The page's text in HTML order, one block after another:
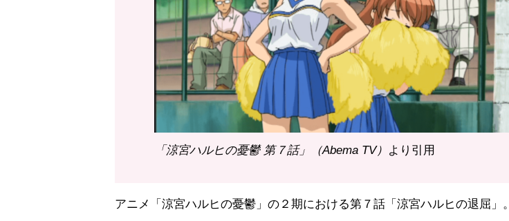
「涼宮ハルヒの憂鬱 第７話」（Abema TV） より引用
アニメ「涼宮ハルヒの憂鬱」の２期における第７話「涼宮ハルヒの退屈」。